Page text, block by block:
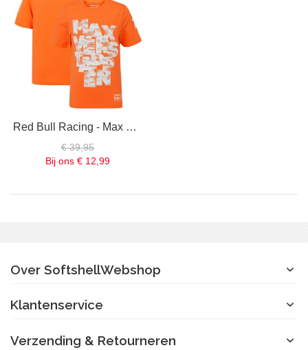
Red Bull Racing - Max Verstappen - Expression T-Shirt - Oranje - Kids
€ 39,95
Bij ons € 12,99
Over SoftshellWebshop
Klantenservice
Verzending & Retourneren